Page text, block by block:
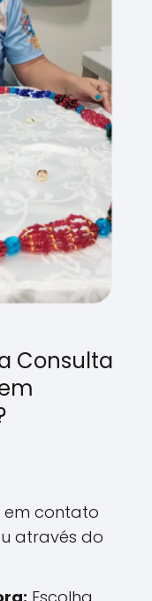
Consulta
em contato
através do